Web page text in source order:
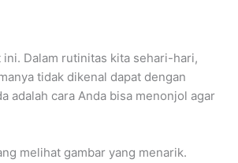
Dalam rutinitas kita sehari-hari,
tidak dikenal dapat dengan
adalah cara Anda bisa menonjol agar
melihat gambar yang menarik.